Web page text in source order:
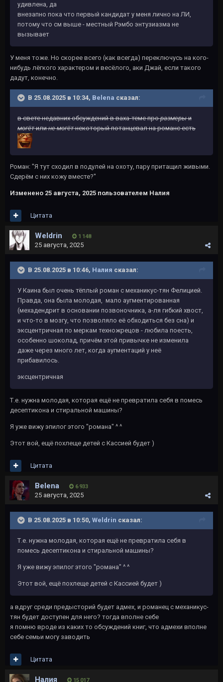
удивлена, да
внезапно пока что первый кандидат у меня лично на ЛИ,
потому что см выше - местный Рэмбо энтузиазма не
вызывает
У меня тоже. Но скорее всего (как всегда) переключусь на кого-
нибудь лёгкого характером и весёлого, аки Джай, если такого
дадут, конечно.
В 25.08.2025 в 10:34, Belena сказал:
в свете недавних обсуждений в ваха-теме проразмерыи
могётилине могётнекоторый потанцевал на романс есть
Роман: "Я тут сходил в подулей на охоту, пару притащил живыми.
Сдерём с них кожу вместе?"
Изменено 25 августа, 2025 пользователем Налия
Цитата
Weldrin 1 148
25 августа, 2025
В 25.08.2025 в 10:46, Налия сказал:
У Каина был очень тёплый роман с механикус-тян Фелицией.
Правда, она была молодая, мало аугментированная
(мехадендрит в основании позвоночника, а-ля гибкий хвост,
и что-то в мозгу, что позволяло её обходиться без сна) и
эксцентричная по меркам техножрецов - любила поесть,
особенно шоколад, причём этой привычке не изменила
даже через много лет, когда аугментаций у неё
прибавилось.
эксцентричная
Т.е. нужна молодая, которая ещё не превратила себя в помесь
десептикона и стиральной машины?
Я уже вижу эпилог этого "романа" ^ ^
Этот вой, ещё похлеще детей с Кассией будет )
Цитата
Belena 6 933
25 августа, 2025
В 25.08.2025 в 10:50, Weldrin сказал:
Т.е. нужна молодая, которая ещё не превратила себя в
помесь десептикона и стиральной машины?
Я уже вижу эпилог этого "романа" ^ ^
Этот вой, ещё похлеще детей с Кассией будет )
а вдруг среди предысторий будет адмех, и романец с механикус-
тян будет доступен для него? тогда вполне себе
я помню вроде из каких то обсуждений книг, что адмехи вполне
себе семьи могу заводить
Цитата
Налия 15 017